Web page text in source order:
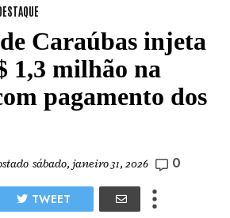
Caraúbas injeta
1,3 milhão na
pagamento dos
sábado, janeiro 31, 2026 0
TWEET